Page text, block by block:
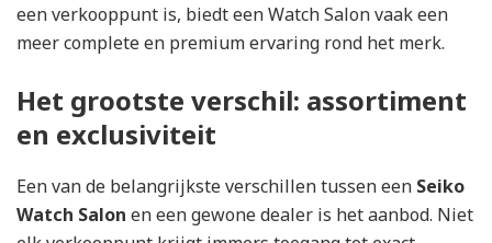
een verkooppunt is, biedt een Watch Salon vaak een
meer complete en premium ervaring rond het merk.
Het grootste verschil: assortiment
en exclusiviteit
Een van de belangrijkste verschillen tussen een Seiko
Watch Salon en een gewone dealer is het aanbod. Niet